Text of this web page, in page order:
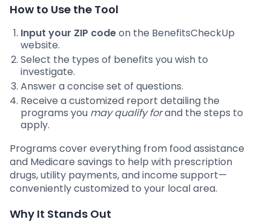
How to Use the Tool
Input your ZIP codeon the BenefitsCheckUp
website.
Select the types of benefits you wish to
investigate.
Answer a concise set of questions.
Receive a customized report detailing the
programs you may qualify forand the steps to
apply.
Programs cover everything from food assistance
and Medicare savings to help with prescription
drugs, utility payments, and income support—
conveniently customized to your local area.
Why It Stands Out